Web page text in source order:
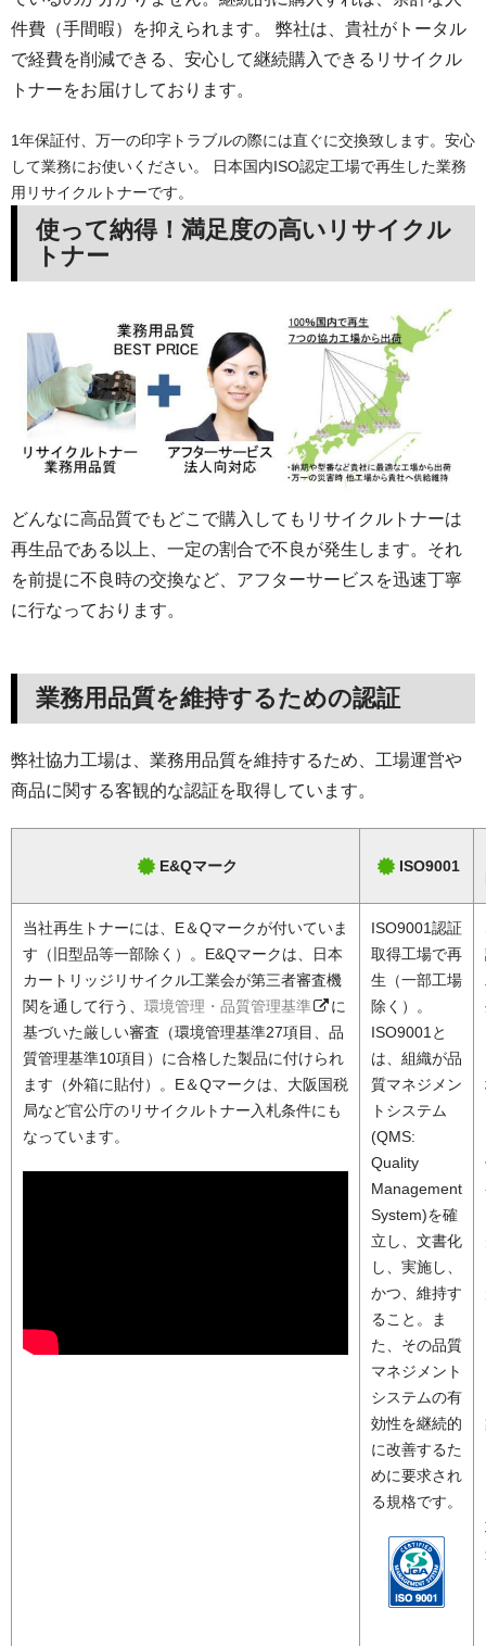
件費（手間暇）を抑えられます。 弊社は、貴社がトータル
で経費を削減できる、安心して継続購入できるリサイクル
トナーをお届けしております。
1年保証付、万一の印字トラブルの際には直ぐに交換致します。安心
して業務にお使いください。 日本国内ISO認定工場で再生した業務
用リサイクルトナーです。
使って納得！満足度の高いリサイクル
トナー
どんなに高品質でもどこで購入してもリサイクルトナーは
再生品である以上、一定の割合で不良が発生します。それ
を前提に不良時の交換など、アフターサービスを迅速丁寧
に行なっております。
業務用品質を維持するための認証
弊社協力工場は、業務用品質を維持するため、工場運営や
商品に関する客観的な認証を取得しています。
E&Qマーク ISO9001
当社再生トナーには、E＆Qマークが付いていま
す（旧型品等一部除く）。E&Qマークは、日本
カートリッジリサイクル工業会が第三者審査機
関を通して行う、 環境管理・品質管理基準
に
基づいた厳しい審査（環境管理基準27項目、品
質管理基準10項目）に合格した製品に付けられ
ます（外箱に貼付）。E＆Qマークは、大阪国税
局など官公庁のリサイクルトナー入札条件にも
なっています。
ISO9001認証
取得工場で再
生（一部工場
除く）。
ISO9001と
は、組織が品
質マネジメン
トシステム
(QMS:
Quality
Management
System)を確
立し、文書化
し、実施し、
かつ、維持す
ること。ま
た、その品質
マネジメント
システムの有
効性を継続的
に改善するた
めに要求され
る規格です。